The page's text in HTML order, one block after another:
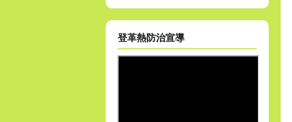
登革熱防治宣導